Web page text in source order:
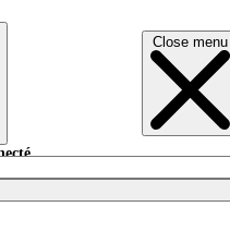
Close menu